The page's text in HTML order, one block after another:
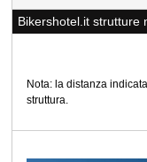
Bikershotel.it strutture
Nota: la distanza
struttura.